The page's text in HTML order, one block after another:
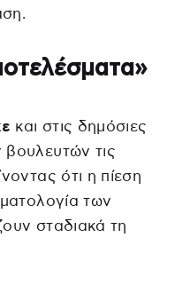
και στις δημόσιες
βουλευτών τις
ότι η πίεση
των
σταδιακά τη